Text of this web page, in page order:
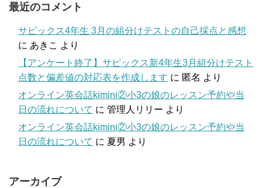
最近のコメント
サピックス4年生 3月の組分けテストの自己採点と感想
に あきこ より
【アンケート終了】サピックス新4年生3月組分けテスト
点数と偏差値の対応表を作成します に 匿名 より
オンライン英会話kimini②小3の娘のレッスン予約や当
日の流れについて に 管理人リリー より
オンライン英会話kimini②小3の娘のレッスン予約や当
日の流れについて に 夏男 より
アーカイブ